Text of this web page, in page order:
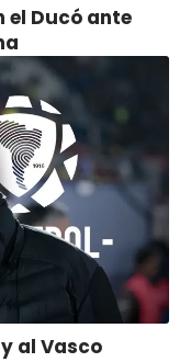
el Ducó ante
al Vasco